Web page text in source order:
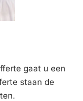
gaat u een
staan de